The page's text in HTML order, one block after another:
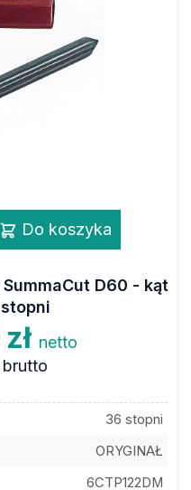
Do koszyka
D60 - kąt
netto
brutto
36 stopni
ORYGINAŁ
6CTP122DM